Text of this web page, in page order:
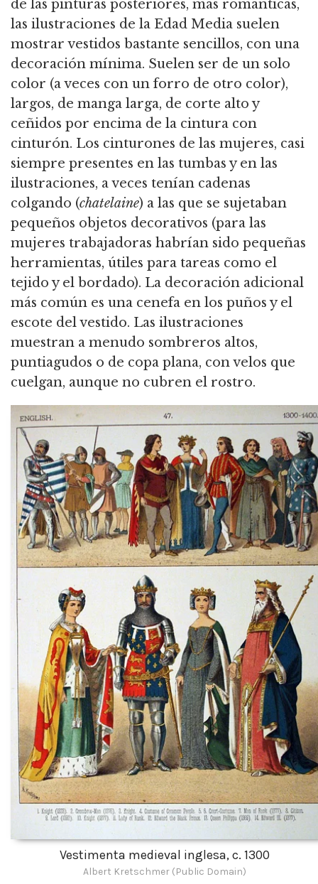
de las pinturas posteriores, más románticas,
las ilustraciones de la Edad Media suelen
mostrar vestidos bastante sencillos, con una
decoración mínima. Suelen ser de un solo
color (a veces con un forro de otro color),
largos, de manga larga, de corte alto y
ceñidos por encima de la cintura con
cinturón. Los cinturones de las mujeres, casi
siempre presentes en las tumbas y en las
ilustraciones, a veces tenían cadenas
colgando (chatelaine) a las que se sujetaban
pequeños objetos decorativos (para las
mujeres trabajadoras habrían sido pequeñas
herramientas, útiles para tareas como el
tejido y el bordado). La decoración adicional
más común es una cenefa en los puños y el
escote del vestido. Las ilustraciones
muestran a menudo sombreros altos,
puntiagudos o de copa plana, con velos que
cuelgan, aunque no cubren el rostro.
Vestimenta medieval inglesa, c. 1300
Albert Kretschmer (Public Domain)